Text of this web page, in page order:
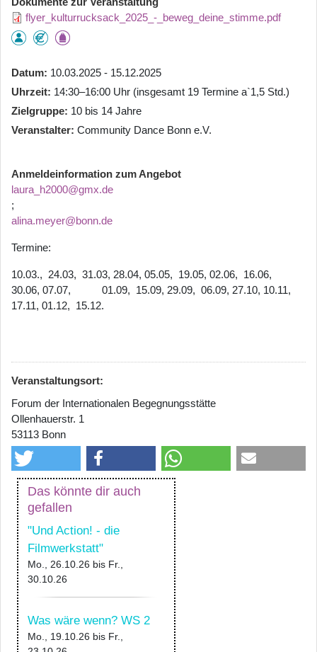
flyer_kulturrucksack_2025_-_beweg_deine_stimme.pdf
Datum 10.03.2025 - 15.12.2025
Uhrzeit 14:30–16:00 Uhr (insgesamt 19 Termine a`1,5 Std.)
Zielgruppe 10 bis 14 Jahre
Veranstalter Community Dance Bonn e.V.
Anmeldeinformation zum Angebot
laura_h2000@gmx.de
;
alina.meyer@bonn.de
Termine:
10.03., 24.03, 31.03, 28.04, 05.05, 19.05, 02.06, 16.06,
30.06, 07.07, 01.09, 15.09, 29.09, 06.09, 27.10, 10.11,
17.11, 01.12, 15.12.
Veranstaltungsort:
Forum der Internationalen Begegnungsstätte
Ollenhauerstr. 1
53113 Bonn
Das könnte dir auch
gefallen
"Und Action! - die
Filmwerkstatt"
Mo., 26.10.26 bis Fr.,
30.10.26
Was wäre wenn? WS 2
Mo., 19.10.26 bis Fr.,